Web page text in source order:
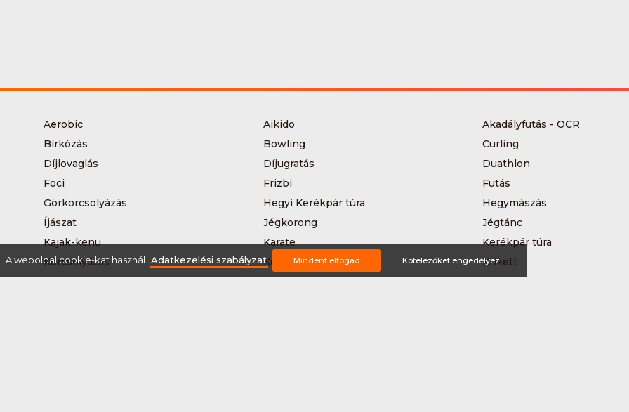
Aerobic Aikido Akadályfutás - OCR
Bírkózás
Bowling Curling
Díjlovaglás
Díjugratás Duathlon
Foci
Frizbi Futás
Görkorcsolyázás
Hegyi Kerékpár túra Hegymászás
Íjászat
Jégkorong Jégtánc
Kajak-kenu
Karate Kerékpár túra
Korcsolyázás
Kosárlabda Krikett
Kutyás terepfutás
Lövészet MTB-hegyikerékpározás
A weboldal cookie-kat használ. Adatkezelési szabályzat Mindent elfogad Kötelezőket engedélyez